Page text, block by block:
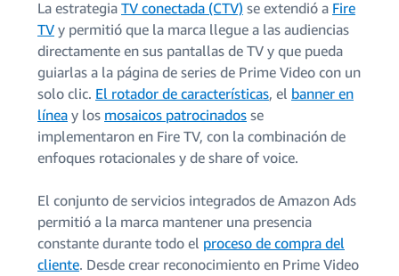
La estrategia TV conectada (CTV) se extendió a Fire
TV y permitió que la marca llegue a las audiencias
directamente en sus pantallas de TV y que pueda
guiarlas a la página de series de Prime Video con un
solo clic. El rotador de características, el banner en
línea y los mosaicos patrocinados se
implementaron en Fire TV, con la combinación de
enfoques rotacionales y de share of voice.
El conjunto de servicios integrados de Amazon Ads
permitió a la marca mantener una presencia
constante durante todo el proceso de compra del
cliente. Desde crear reconocimiento en Prime Video